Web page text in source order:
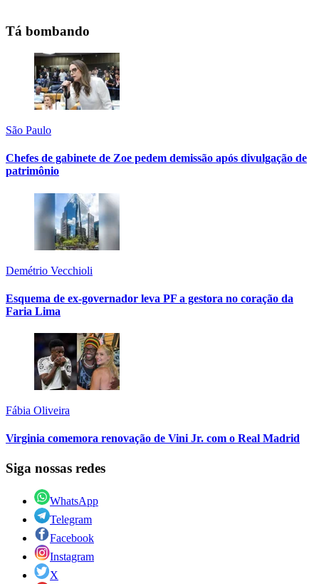
Tá bombando
São Paulo
Chefes de gabinete de Zoe pedem demissão após divulgação de
patrimônio
Demétrio Vecchioli
Esquema de ex-governador leva PF a gestora no coração da
Faria Lima
Fábia Oliveira
Virginia comemora renovação de Vini Jr. com o Real Madrid
Siga nossas redes
WhatsApp
Telegram
Facebook
Instagram
X